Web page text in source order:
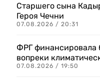
Старшего сына
Героя Чечни
07.08.2026 / 20:31
ФРГ финансировала
вопреки
07.08.2026 / 19:50